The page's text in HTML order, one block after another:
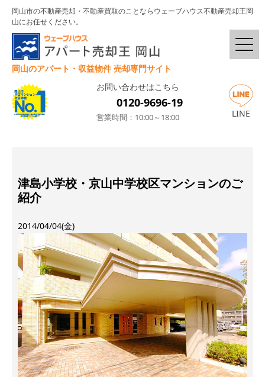
岡山市の不動産売却・不動産買取のことならウェーブハウス不動産売却王岡
山にお任せください。
岡山のアパート・収益物件 売却専門サイト
お問い合わせはこちら
0120-9696-19
営業時間：10:00～18:00 LINE
津島小学校・京山中学校区マンションのご
紹介
2014/04/04(金)